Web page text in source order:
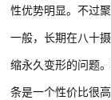
性优势明显。不过
一般，长期在八十
缩永久变形的问题
条是一个性价比很高